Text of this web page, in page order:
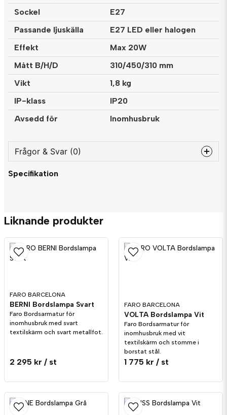
Sockel
E27
Passande ljuskälla
E27 LED eller halogen
Effekt
Max 20W
Mått B/H/D
310/450/310 mm
Vikt
1,8 kg
IP-klass
IP20
Avsedd för
Inomhusbruk
Frågor & Svar (0)
question
Namn
Ja, ni får publicera min fråga
Specifikation
Liknande produkter
FARO BARCELONA
BERNI Bordslampa Svart
Faro Bordsarmatur för
inomhusbruk med svart
textilskärm och svart metallfot.
2 295 kr / st
FARO BARCELONA
VOLTA Bordslampa Vit
Faro Bordsarmatur för
inomhusbruk med vit
textilskärm och stomme i
borstat stål.
1 775 kr / st